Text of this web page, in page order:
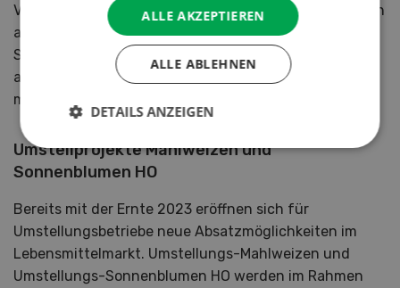
Vergleich zum Raps als ertragssicherer und damit auch
als planbarer. Für die Ernte 2024 ist geplant, die
Sonnenblumenfläche (Typ «klassisch» und Typ «HO»)
alleine im Rahmen des Maxi-Vertragsanbaus um
mindestens 100 bis 200 Hektaren zu steigern.
Umstellprojekte Mahlweizen und
Sonnenblumen HO
Bereits mit der Ernte 2023 eröffnen sich für
Umstellungsbetriebe neue Absatzmöglichkeiten im
Lebensmittelmarkt. Umstellungs-Mahlweizen und
Umstellungs-Sonnenblumen HO werden im Rahmen
ALLE AKZEPTIEREN
ALLE ABLEHNEN
DETAILS ANZEIGEN